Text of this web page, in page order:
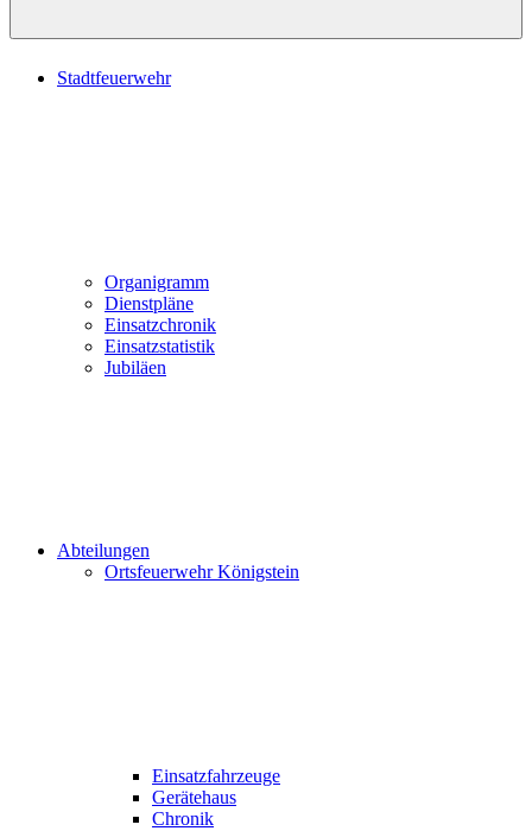
Stadtfeuerwehr
Organigramm
Dienstpläne
Einsatzchronik
Einsatzstatistik
Jubiläen
Abteilungen
Ortsfeuerwehr Königstein
Einsatzfahrzeuge
Gerätehaus
Chronik